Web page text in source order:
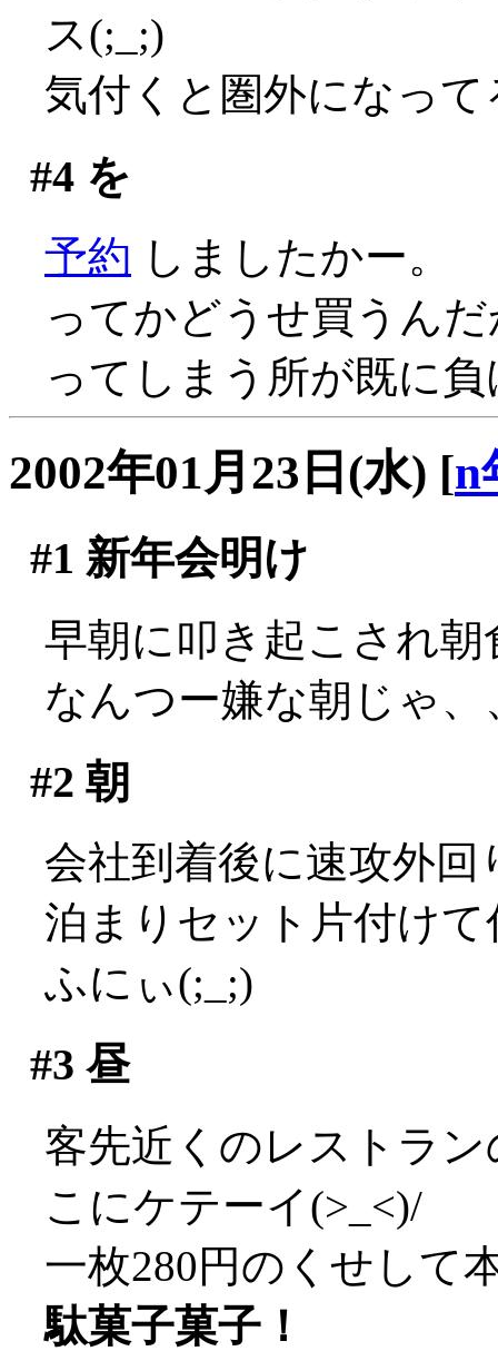
ス(;_;)
気付くと圏外になっ
#4を
予約 しましたかー。
ってかどうせ買うん
ってしまう所が既に
2002年01月23日(水) [n
#1 新年会明け
早朝に叩き起こされ
なんつー嫌な朝じゃ、
#2 朝
会社到着後に速攻外
泊まりセット片付け
ふにぃ(;_;)
#3 昼
客先近くのレストラ
こにケテーイ(>_<)/
一枚280円のくせして
駄菓子菓子！